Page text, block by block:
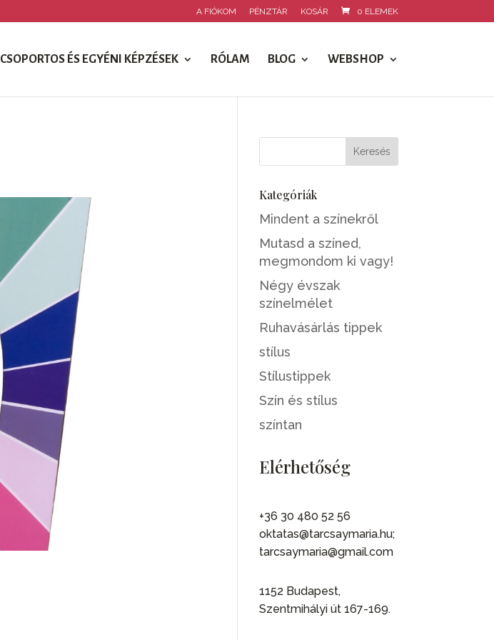
A FIÓKOM PÉNZTÁR KOSÁR 0 ELEMEK
CSOPORTOS ÉS EGYÉNI KÉPZÉSEK RÓLAM BLOG WEBSHOP
Kategóriák
Mindent a színekről
Mutasd a színed,
megmondom ki vagy!
Négy évszak
színelmélet
Ruhavásárlás tippek
stílus
Stílustippek
Szín és stílus
színtan
Elérhetőség
+36 30 480 52 56
oktatas@tarcsaymaria.hu;
tarcsaymaria@gmail.com
1152 Budapest,
Szentmihályi út 167-169.